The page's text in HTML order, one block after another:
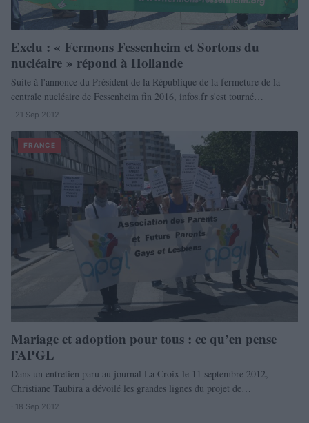
Exclu : « Fermons Fessenheim et Sortons du
nucléaire » répond à Hollande
Suite à l'annonce du Président de la République de la fermeture de la
centrale nucléaire de Fessenheim fin 2016, infos.fr s'est tourné…
· 21 Sep 2012
FRANCE
Mariage et adoption pour tous : ce qu’en pense
l’APGL
Dans un entretien paru au journal La Croix le 11 septembre 2012,
Christiane Taubira a dévoilé les grandes lignes du projet de…
· 18 Sep 2012